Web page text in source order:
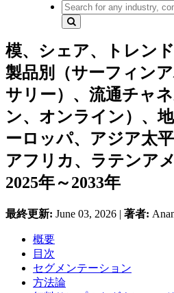
模、シェア、トレン
製品別（サーフィン
サリー）、流通チャ
ン、オンライン）、
ーロッパ、アジア太
アフリカ、ラテンア
2025年～2033年
最終更新: June 03, 2026 | 著者:
概要
目次
セグメンテーション
方法論